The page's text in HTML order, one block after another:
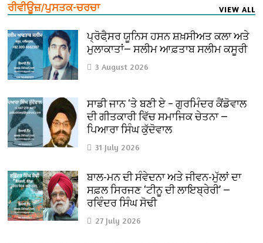
ਰੀਵੀਊਜ਼/ਪੁਸਤਕ-ਚਰਚਾ VIEW ALL
ਪ੍ਰੋਫੈ਼ਸਰ ਯੂਨਿਸ ਹਸਨ ਸ਼ਖ਼ਸੀਅਤ ਕਲਾ ਅਤੇ
ਮੁਲਾਕਾਤਾਂ— ਸਲੀਮ ਆਫ਼ਤਾਬ ਸਲੀਮ ਕਸੂਰੀ
3 August 2026
ਸਾਡੀ ਜਾਨ ‘ਤੇ ਬਣੀ ਏ – ਗੁਰਮਿੰਦਰ ਕੈਂਡੋਵਾਲ
ਦੀ ਗੀਤਕਾਰੀ ਵਿੱਚ ਸਮਾਜਿਕ ਚੇਤਨਾ —
ਪਿਆਰਾ ਸਿੰਘ ਕੁੱਦੋਵਾਲ
31 July 2026
ਬਾਲ-ਮਨ ਦੀ ਸੰਵੇਦਨਾ ਅਤੇ ਜੀਵਨ-ਮੁੱਲਾਂ ਦਾ
ਸਫ਼ਲ ਸਿਰਜਣ ‘ਟੀਨੂ ਦੀ ਲਾਇਬ੍ਰੇਰੀ’ —
ਰਵਿੰਦਰ ਸਿੰਘ ਸੋਢੀ
27 July 2026